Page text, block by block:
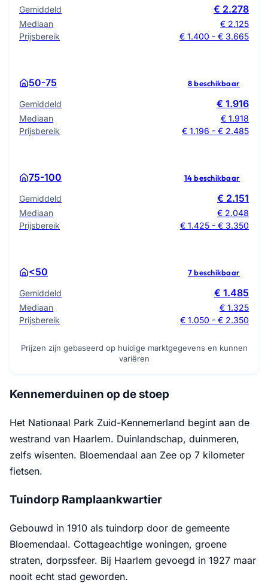
Gemiddeld € 2.278
Mediaan
€ 2.125
Prijsbereik
€ 1.400 - € 3.665
50-75 8 beschikbaar
Gemiddeld € 1.916
Mediaan
€ 1.918
Prijsbereik
€ 1.196 - € 2.485
75-100 14 beschikbaar
Gemiddeld € 2.151
Mediaan
€ 2.048
Prijsbereik
€ 1.425 - € 3.350
<50 7 beschikbaar
Gemiddeld € 1.485
Mediaan
€ 1.325
Prijsbereik
€ 1.050 - € 2.350
Prijzen zijn gebaseerd op huidige marktgegevens en kunnen
variëren
Kennemerduinen op de stoep
Het Nationaal Park Zuid-Kennemerland begint aan de
westrand van Haarlem. Duinlandschap, duinmeren,
zelfs wisenten. Bloemendaal aan Zee op 7 kilometer
fietsen.
Tuindorp Ramplaankwartier
Gebouwd in 1910 als tuindorp door de gemeente
Bloemendaal. Cottageachtige woningen, groene
straten, dorpssfeer. Bij Haarlem gevoegd in 1927 maar
nooit echt stad geworden.